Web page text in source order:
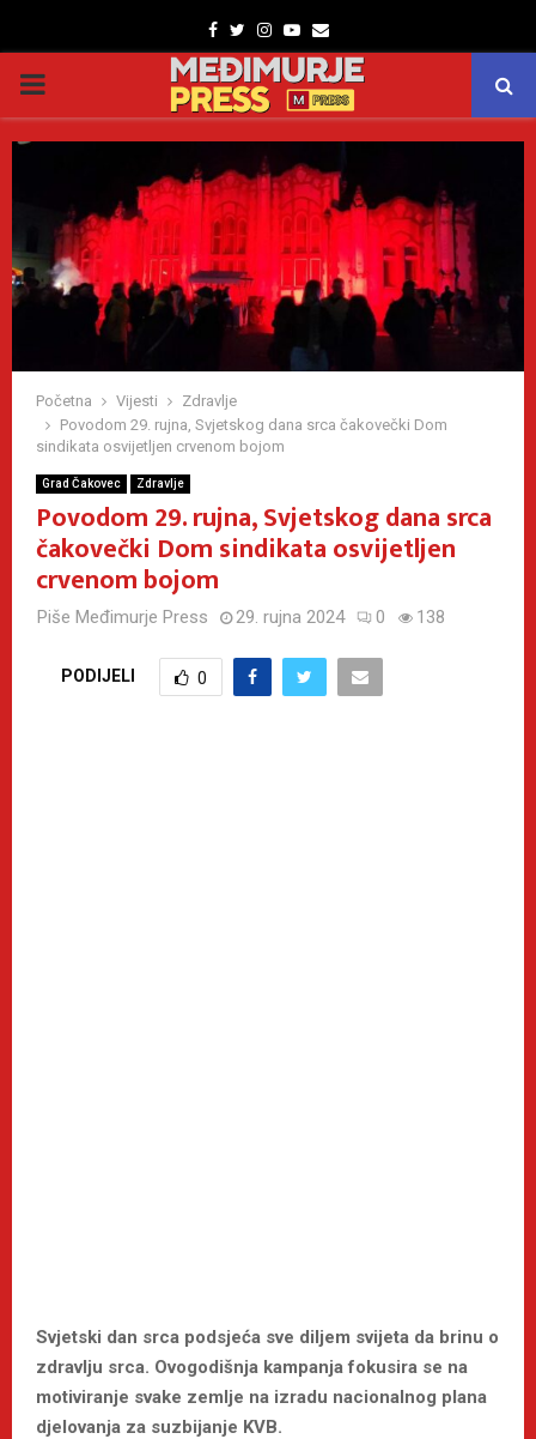
Facebook
TwitterInstagram
Youtube
Email
PRIMARY
MENU
Početna Vijesti
Zdravlje
Povodom 29. rujna, Svjetskog dana srca čakovečki Dom
sindikata osvijetljen crvenom bojom
Grad Čakovec Zdravlje
Povodom 29. rujna, Svjetskog dana srca
čakovečki Dom sindikata osvijetljen
crvenom bojom
Piše Međimurje Press 29. rujna 2024 0 138
PODIJELI 0
Svjetski dan srca podsjeća sve diljem svijeta da brinu o
zdravlju srca. Ovogodišnja kampanja fokusira se na
motiviranje svake zemlje na izradu nacionalnog plana
djelovanja za suzbijanje KVB.